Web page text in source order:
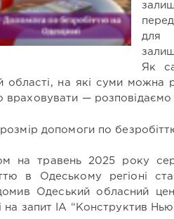
для
Як
області, на які суми можна
враховувати — розповідаємо
допомоги по
на травень 2025 року
в Одеському регіоні
Одеський обласний
на запит ІА “Конструктив